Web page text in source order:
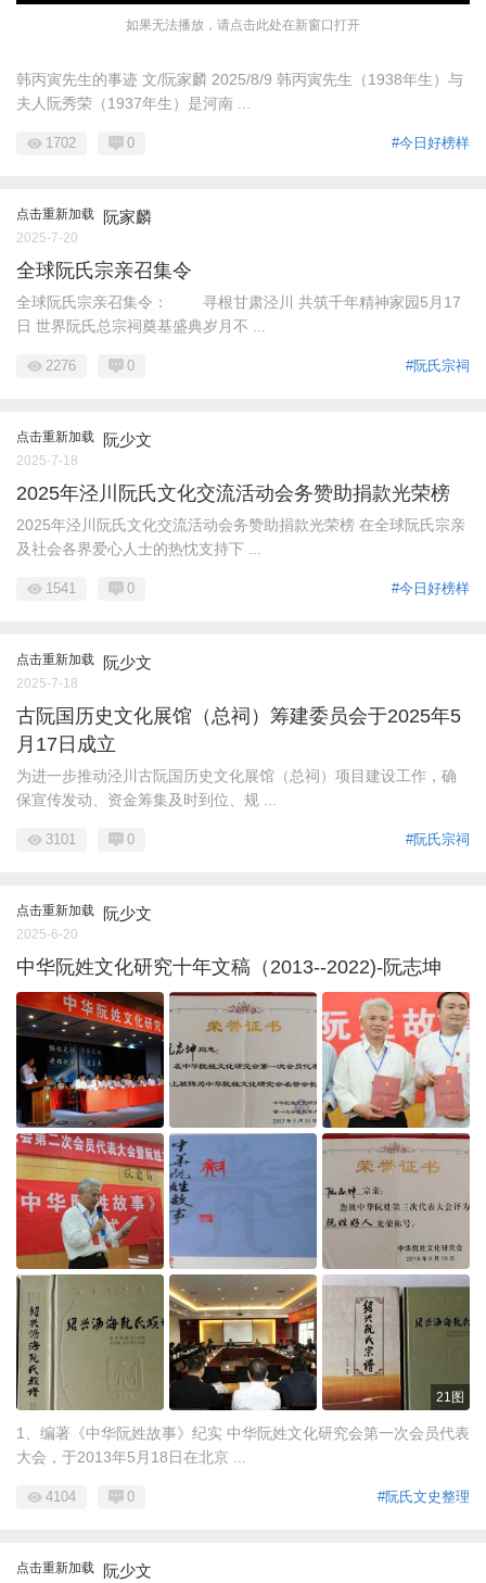
如果无法播放，请点击此处在新窗口打开
韩丙寅先生的事迹 文/阮家麟 2025/8/9 韩丙寅先生（1938年生）与
夫人阮秀荣（1937年生）是河南 ...
#今日好榜样
1702 0
点击重新加载 阮家麟
2025-7-20
全球阮氏宗亲召集令
全球阮氏宗亲召集令： 寻根甘肃泾川 共筑千年精神家园5月17
日 世界阮氏总宗祠奠基盛典岁月不 ...
#阮氏宗祠
2276 0
点击重新加载 阮少文
2025-7-18
2025年泾川阮氏文化交流活动会务赞助捐款光荣榜
2025年泾川阮氏文化交流活动会务赞助捐款光荣榜 在全球阮氏宗亲
及社会各界爱心人士的热忱支持下 ...
#今日好榜样
1541 0
点击重新加载 阮少文
2025-7-18
古阮国历史文化展馆（总祠）筹建委员会于2025年5
月17日成立
为进一步推动泾川古阮国历史文化展馆（总祠）项目建设工作，确
保宣传发动、资金筹集及时到位、规 ...
#阮氏宗祠
3101 0
点击重新加载 阮少文
2025-6-20
中华阮姓文化研究十年文稿（2013--2022)-阮志坤
21图
1、编著《中华阮姓故事》纪实 中华阮姓文化研究会第一次会员代表
大会，于2013年5月18日在北京 ...
#阮氏文史整理
4104 0
点击重新加载 阮少文